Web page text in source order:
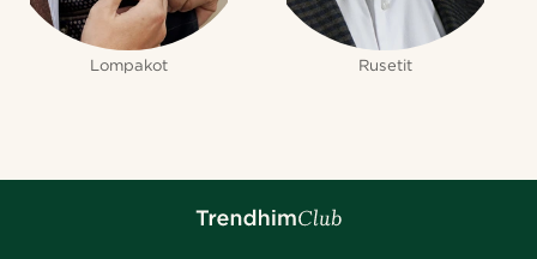
Lompakot Rusetit